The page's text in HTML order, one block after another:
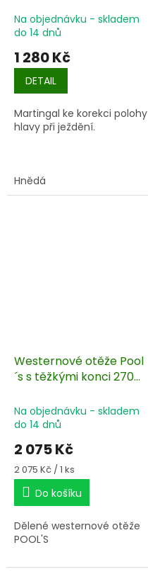
Na objednávku - skladem
do 14 dnů
1 280 Kč
DETAIL
Martingal ke korekci polohy
hlavy při ježdění.
Hnědá
Westernové otěže Pool
´s s těžkými konci 270
Na objednávku - skladem
do 14 dnů
2 075 Kč
Měrná
cena:
2 075 Kč / 1 ks
Do košíku
Dělené westernové otěže
POOL'S